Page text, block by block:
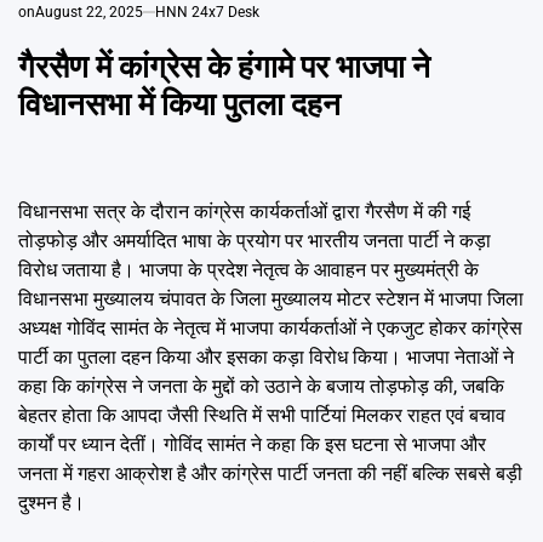
onAugust 22, 2025 HNN 24x7 Desk
गैरसैण में कांग्रेस के हंगामे पर भाजपा ने
विधानसभा में किया पुतला दहन
विधानसभा सत्र के दौरान कांग्रेस कार्यकर्ताओं द्वारा गैरसैण में की गई
तोड़फोड़ और अमर्यादित भाषा के प्रयोग पर भारतीय जनता पार्टी ने कड़ा
विरोध जताया है। भाजपा के प्रदेश नेतृत्व के आवाहन पर मुख्यमंत्री के
विधानसभा मुख्यालय चंपावत के जिला मुख्यालय मोटर स्टेशन में भाजपा जिला
अध्यक्ष गोविंद सामंत के नेतृत्व में भाजपा कार्यकर्ताओं ने एकजुट होकर कांग्रेस
पार्टी का पुतला दहन किया और इसका कड़ा विरोध किया। भाजपा नेताओं ने
कहा कि कांग्रेस ने जनता के मुद्दों को उठाने के बजाय तोड़फोड़ की, जबकि
बेहतर होता कि आपदा जैसी स्थिति में सभी पार्टियां मिलकर राहत एवं बचाव
कार्यों पर ध्यान देतीं। गोविंद सामंत ने कहा कि इस घटना से भाजपा और
जनता में गहरा आक्रोश है और कांग्रेस पार्टी जनता की नहीं बल्कि सबसे बड़ी
दुश्मन है।